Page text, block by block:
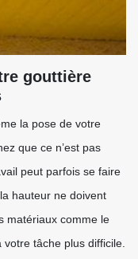
gouttière
la pose de votre
que ce n’est pas
peut parfois se faire
hauteur ne doivent
matériaux comme le
tâche plus difficile.